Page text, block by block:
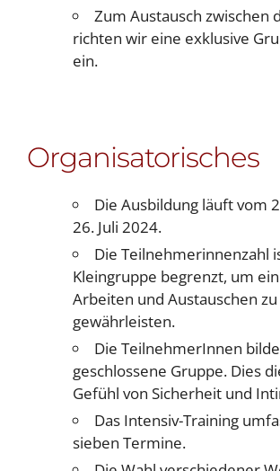
Zum Austausch zwischen
richten wir eine exklusive
ein.
Organisatorisches
Die Ausbildung läuft vom
26. Juli 2024.
Die Teilnehmerinnenzahl
Kleingruppe begrenzt, um
Arbeiten und Austauschen zu
gewährleisten.
Die TeilnehmerInnen
geschlossene Gruppe. Dies
Gefühl von Sicherheit und
Das Intensiv-Training
sieben Termine.